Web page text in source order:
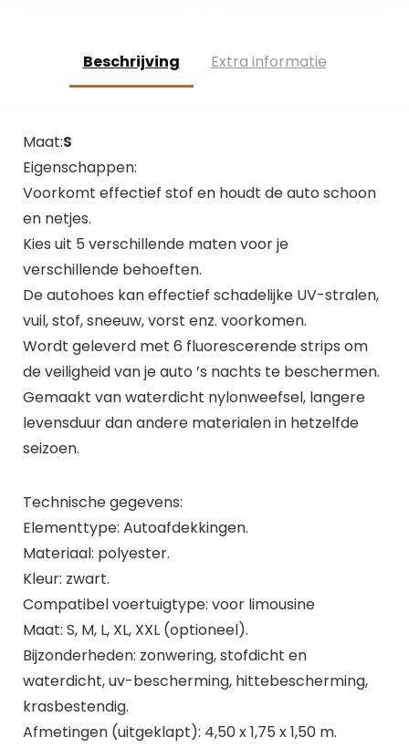
Beschrijving Extra informatie
Maat:S
Eigenschappen:
Voorkomt effectief stof en houdt de auto schoon
en netjes.
Kies uit 5 verschillende maten voor je
verschillende behoeften.
De autohoes kan effectief schadelijke UV-stralen,
vuil, stof, sneeuw, vorst enz. voorkomen.
Wordt geleverd met 6 fluorescerende strips om
de veiligheid van je auto ’s nachts te beschermen.
Gemaakt van waterdicht nylonweefsel, langere
levensduur dan andere materialen in hetzelfde
seizoen.
Technische gegevens:
Elementtype: Autoafdekkingen.
Materiaal: polyester.
Kleur: zwart.
Compatibel voertuigtype: voor limousine
Maat: S, M, L, XL, XXL (optioneel).
Bijzonderheden: zonwering, stofdicht en
waterdicht, uv-bescherming, hittebescherming,
krasbestendig.
Afmetingen (uitgeklapt): 4,50 x 1,75 x 1,50 m.